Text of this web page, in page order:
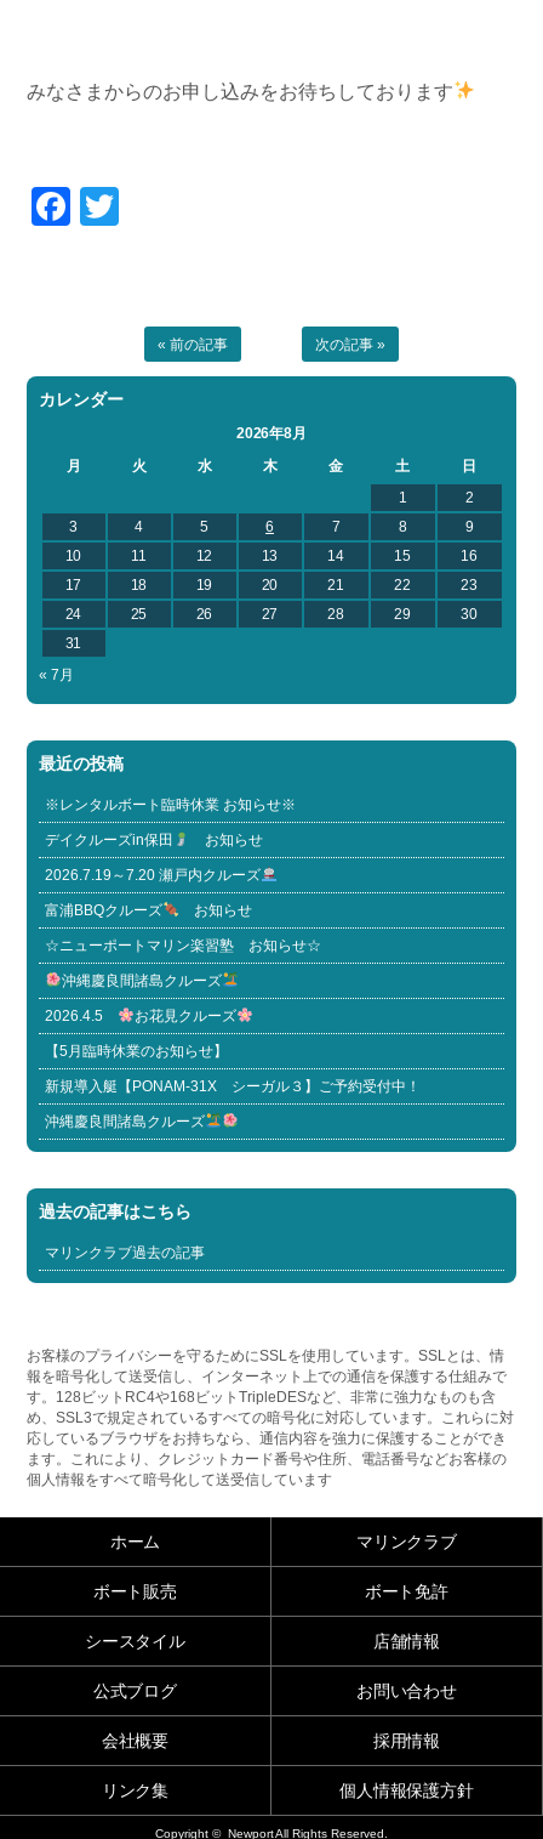
みなさまからのお申し込みをお待ちしております
Facebook
« 前の記事 次の記事 »
カレンダー
2026年8月
月
火 水 木 金 土
日
1
2
3
4 5 6 7 8
9
10
11 12 13 14 15
16
17
18 19 20 21 22
23
24
25 26 27 28 29
30
31
« 7月
最近の投稿
※レンタルボート臨時休業 お知らせ※
デイクルーズin保田 お知らせ
2026.7.19～7.20 瀬戸内クルーズ
富浦BBQクルーズ お知らせ
☆ニューポートマリン楽習塾 お知らせ☆
沖縄慶良間諸島クルーズ
2026.4.5 お花見クルーズ
【5月臨時休業のお知らせ】
新規導入艇【PONAM-31X シーガル３】ご予約受付中！
沖縄慶良間諸島クルーズ
過去の記事はこちら
マリンクラブ過去の記事
お客様のプライバシーを守るためにSSLを使用しています。SSLとは、情
報を暗号化して送受信し、インターネット上での通信を保護する仕組みで
す。128ビットRC4や168ビットTripleDESなど、非常に強力なものも含
め、SSL3で規定されているすべての暗号化に対応しています。これらに対
応しているブラウザをお持ちなら、通信内容を強力に保護することができ
ます。これにより、クレジットカード番号や住所、電話番号などお客様の
個人情報をすべて暗号化して送受信しています
ホーム マリンクラブ
ボート販売 ボート免許
シースタイル 店舗情報
公式ブログ お問い合わせ
会社概要 採用情報
リンク集 個人情報保護方針
Copyright © Newport All Rights Reserved.